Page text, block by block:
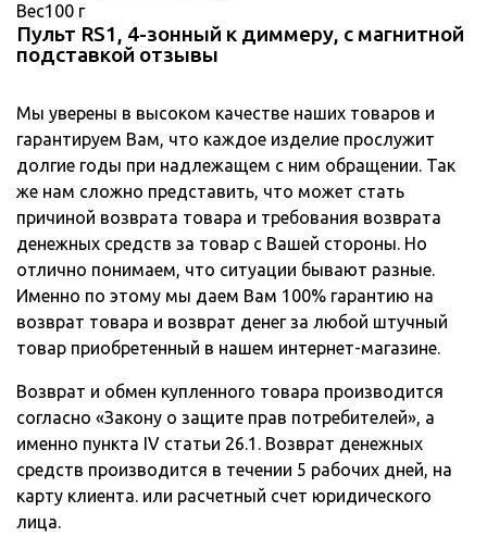
Вес100 г
Пульт RS1, 4-зонный к диммеру, с магнитной
подставкой отзывы
Мы уверены в высоком качестве наших товаров и
гарантируем Вам, что каждое изделие прослужит
долгие годы при надлежащем с ним обращении. Так
же нам сложно представить, что может стать
причиной возврата товара и требования возврата
денежных средств за товар с Вашей стороны. Но
отлично понимаем, что ситуации бывают разные.
Именно по этому мы даем Вам 100% гарантию на
возврат товара и возврат денег за любой штучный
товар приобретенный в нашем интернет-магазине.
Возврат и обмен купленного товара производится
согласно «Закону о защите прав потребителей», а
именно пункта IV статьи 26.1. Возврат денежных
средств производится в течении 5 рабочих дней, на
карту клиента. или расчетный счет юридического
лица.